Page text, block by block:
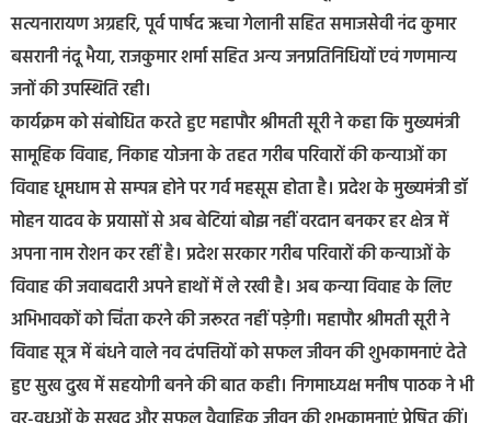
सत्यनारायण अग्रहरि, पूर्व पार्षद ऋचा गेलानी सहित समाजसेवी नंद कुमार
बसरानी नंदू भैया, राजकुमार शर्मा सहित अन्य जनप्रतिनिधियों एवं गणमान्य
जनों की उपस्थिति रही।
कार्यक्रम को संबोधित करते हुए महापौर श्रीमती सूरी ने कहा कि मुख्यमंत्री
सामूहिक विवाह, निकाह योजना के तहत गरीब परिवारों की कन्याओं का
विवाह धूमधाम से सम्पन्न होने पर गर्व महसूस होता है। प्रदेश के मुख्यमंत्री डॉ
मोहन यादव के प्रयासों से अब बेटियां बोझ नहीं वरदान बनकर हर क्षेत्र में
अपना नाम रोशन कर रहीं है। प्रदेश सरकार गरीब परिवारों की कन्याओं के
विवाह की जवाबदारी अपने हाथों में ले रखी है। अब कन्या विवाह के लिए
अभिभावकों को चिंता करने की जरूरत नहीं पड़ेगी। महापौर श्रीमती सूरी ने
विवाह सूत्र में बंधने वाले नव दंपत्तियों को सफल जीवन की शुभकामनाएं देते
हुए सुख दुख में सहयोगी बनने की बात कही। निगमाध्यक्ष मनीष पाठक ने भी